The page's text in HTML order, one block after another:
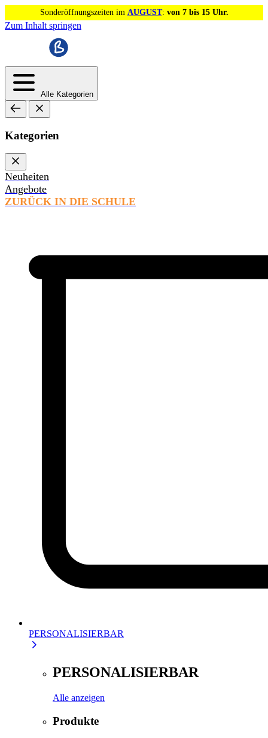
Sonderöffnungszeiten im AUGUST: von 7 bis 15 Uhr.
Zum Inhalt springen
Alle Kategorien
Kategorien
Neuheiten
Angebote
ZURÜCK IN DIE SCHULE
PERSONALISIERBAR
PERSONALISIERBAR
Alle anzeigen
Produkte